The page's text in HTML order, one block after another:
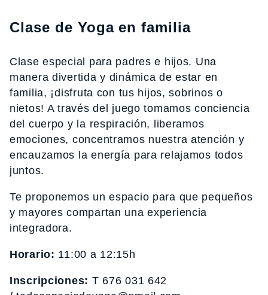
Clase de Yoga en familia
Clase especial para padres e hijos. Una
manera divertida y dinámica de estar en
familia, ¡disfruta con tus hijos, sobrinos o
nietos! A través del juego tomamos conciencia
del cuerpo y la respiración, liberamos
emociones, concentramos nuestra atención y
encauzamos la energía para relajamos todos
juntos.
Te proponemos un espacio para que pequeños
y mayores compartan una experiencia
integradora.
Horario: 11:00 a 12:15h
Inscripciones: T 676 031 642